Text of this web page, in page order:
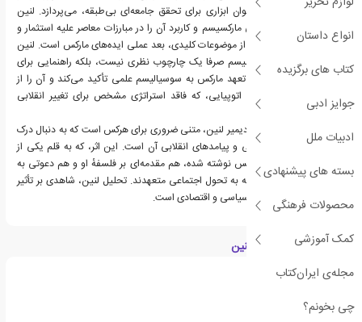
انواع داستان
کتاب های برگزیده
جوایز ادبی
ادبیات ملل
بسته های پیشنهادی
محصولات فرهنگی
کمک آموزشی
مجله‌ی ایران‌کتاب
چی بخونم؟
دیکتاتوری پرولتاریا، به‌عنوان ابزاری برای تحقق جامعه‌ای بی‌طبقه، می‌پردازد. لنین
همچنین پتانسیل انقلابی مارکسیسم و کاربرد آن را در مبارزات معاصر علیه استثمار و
ستم بررسی می‌کند. یکی از موضوعات کلیدی، بعد عملی ایده‌های مارکس است. لنین
استدلال می‌کند که مارکسیسم صرفا یک چارچوب نظری نیست، بلکه راهنمایی برای
عمل سیاسی است. او بر تعهد مارکس به سوسیالیسم علمی تأکید می‌کند و آن را از
دیدگاه‌های سوسیالیستی اتوپیایی، که فاقد استراتژی مشخص برای تغییر انقلابی
هستند، متمایز می‌سازد.
"کارل مارکس"، نوشتهٔ ولادیمیر لنین، متنی ضروری برای هرکس است که به دنبال درک
عمیق‌تر نظریهٔ مارکسیستی و پیامدهای انقلابی آن است. این اثر، که به قلم یکی از
سرسخت‌ترین پیروان مارکس نوشته شده، هم مقدمه‌ای بر فلسفهٔ او و هم دعوتی به
اقدام برای کسانی است که به تحول اجتماعی متعهدند. تحلیل لنین، شاهدی بر تأثیر
ماندگار مارکس بر اندیشهٔ سیاسی و اقتصادی است.
درباره ولادیمیر ایلیچ لنین